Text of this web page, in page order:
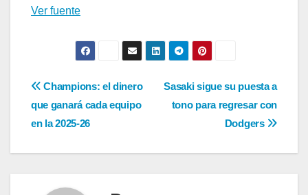
Ver fuente
Navegación
de
entradas
Sasaki sigue su puesta a
tono para regresar con
Dodgers
Champions: el dinero
que ganará cada equipo
en la 2025-26